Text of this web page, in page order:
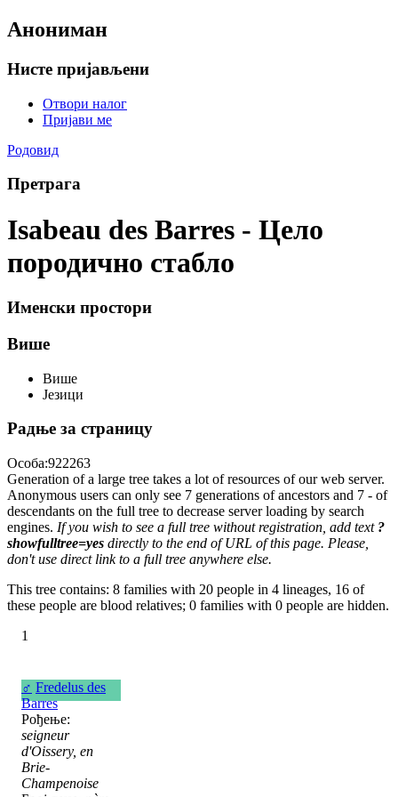
Анониман
Нисте пријављени
Отвори налог
Пријави ме
Родовид
Претрага
Isabeau des Barres - Цело
породично стабло
Именски простори
Више
Више
Језици
Радње за страницу
Особа:922263
Generation of a large tree takes a lot of resources of our web server.
Anonymous users can only see 7 generations of ancestors and 7 - of
descendants on the full tree to decrease server loading by search
engines. If you wish to see a full tree without registration, add text ?
showfulltree=yes directly to the end of URL of this page. Please,
don't use direct link to a full tree anywhere else.
This tree contains: 8 families with 20 people in 4 lineages, 16 of
these people are blood relatives; 0 families with 0 people are hidden.
1
♂ Fredelus des
Barres
Рођење:
seigneur
d'Oissery, en
Brie-
Champenoise